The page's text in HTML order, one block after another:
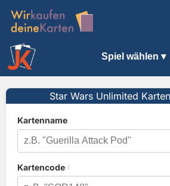
Spiel wählen ▾
Star Wars Unlimited
Kartenname
Kartencode ℹ️